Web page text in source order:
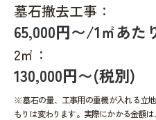
墓石撤去工事：
65,000円〜/1㎡あた
2㎡：
130,000円〜(税別)
※墓石の量、工事用の重機が入れる立
もりは変わります。実際にかかる金額